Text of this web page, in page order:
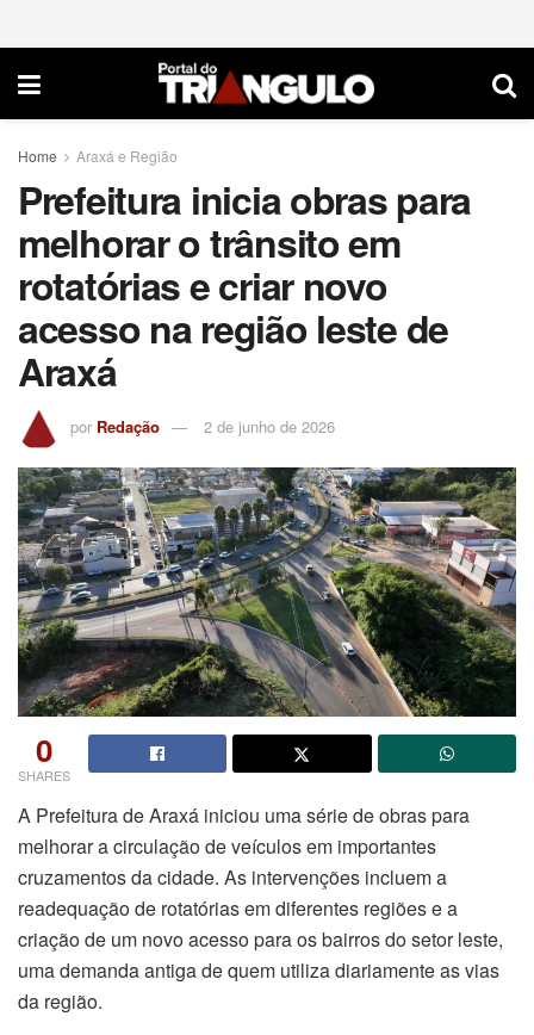
Home Araxá e Região
Prefeitura inicia obras para
melhorar o trânsito em
rotatórias e criar novo
acesso na região leste de
Araxá
por Redação 2 de junho de 2026
0
SHARES
A Prefeitura de Araxá iniciou uma série de obras para
melhorar a circulação de veículos em importantes
cruzamentos da cidade. As intervenções incluem a
readequação de rotatórias em diferentes regiões e a
criação de um novo acesso para os bairros do setor leste,
uma demanda antiga de quem utiliza diariamente as vias
da região.